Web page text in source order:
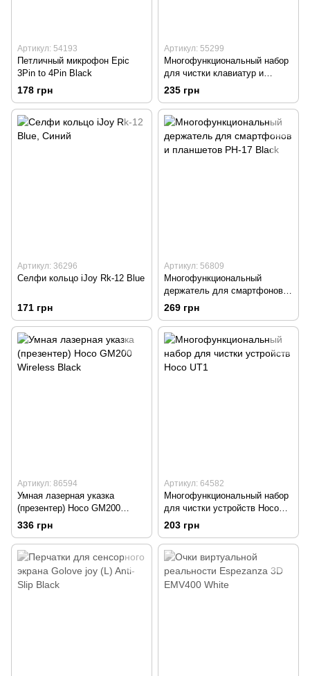
Артикул: 54193
Петличный микрофон Epic
3Pin to 4Pin Black
178 грн
Артикул: 55299
Многофункциональный набор
для чистки клавиатур и
устройств Epic 7in1 Pink
235 грн
Артикул: 36296
Селфи кольцо iJoy Rk-12 Blue
171 грн
Артикул: 56809
Многофункциональный
держатель для смартфонов и
планшетов PH-17 Black
269 грн
Артикул: 86594
Умная лазерная указка
(презентер) Hoco GM200
Wireless Black
336 грн
Артикул: 64582
Многофункциональный набор
для чистки устройств Hoco
UT1
203 грн